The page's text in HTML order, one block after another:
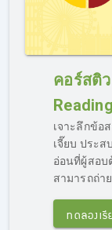
พื้นฐานอ่อนติ
อย่างที่ได้กล่าวไ
เหมาะสำหรับผู้เ
คอร์ส Basic
จนจบครบเครื่อง
เรียนเข้าใจหลัก
ข้อสอบในสนาม
IELTS โดยเนื้อ
อดการเรียน
คอร์ส Grammar
https://
คอร์สติ
Reading
เจาะลึกข้อ
เจี๊ยบ ประ
อ่อนที่ผู้สอบ
สามารถถ่า
ทดลองเ